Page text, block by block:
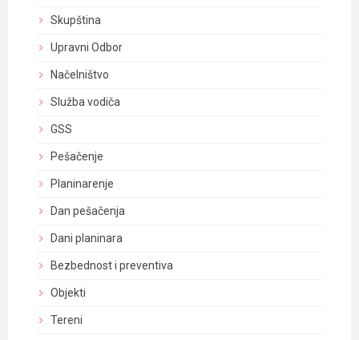
Skupština
Upravni Odbor
Načelništvo
Služba vodiča
GSS
Pešačenje
Planinarenje
Dan pešačenja
Dani planinara
Bezbednost i preventiva
Objekti
Tereni